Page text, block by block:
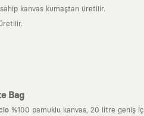
kanvas kumaştan üretilir.
Bag
%100 pamuklu kanvas, 20 litre geniş